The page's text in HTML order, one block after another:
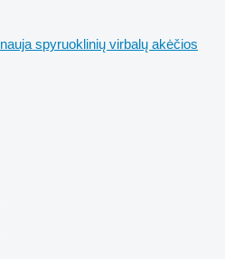
nauja spyruoklinių virbalų akėčios